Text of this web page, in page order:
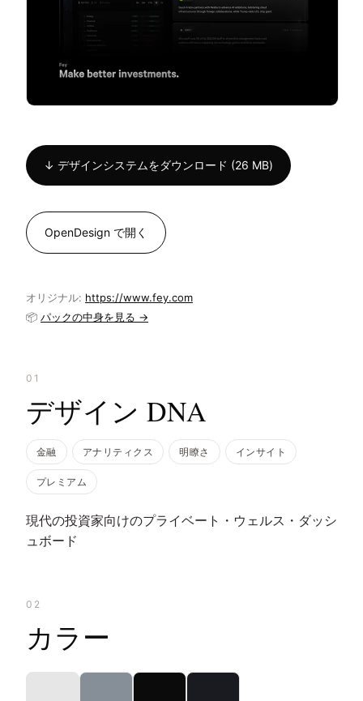
↓ デザインシステムをダウンロード (26 MB)
OpenDesign で開く
オリジナル: https://www.fey.com
📦 パックの中身を見る →
01
デザイン DNA
金融 アナリティクス 明瞭さ インサイト
プレミアム
現代の投資家向けのプライベート・ウェルス・ダッシ
ュボード
02
カラー